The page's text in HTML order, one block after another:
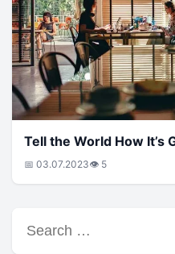
Tell the World How It’s
📅 03.07.2023👁 5
for: